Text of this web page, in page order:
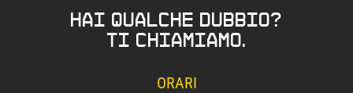
Hai qualche dubbio?
Ti chiamiamo.
ORARI